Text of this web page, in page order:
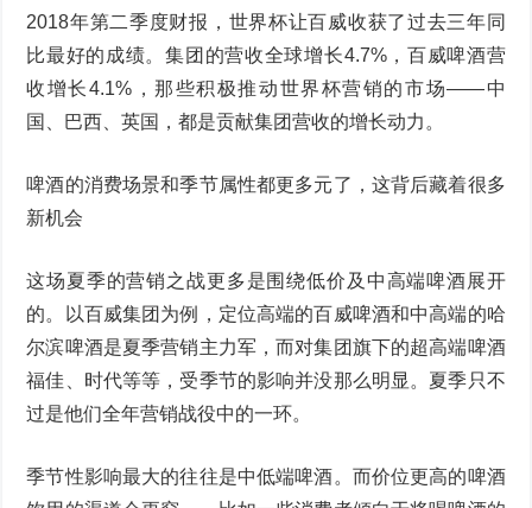
2018年第二季度财报，世界杯让百威收获了过去三年同
比最好的成绩。集团的营收全球增长4.7%，百威啤酒营
收增长4.1%，那些积极推动世界杯营销的市场——中
国、巴西、英国，都是贡献集团营收的增长动力。
啤酒的消费场景和季节属性都更多元了，这背后藏着很多
新机会
这场夏季的营销之战更多是围绕低价及中高端啤酒展开
的。以百威集团为例，定位高端的百威啤酒和中高端的哈
尔滨啤酒是夏季营销主力军，而对集团旗下的超高端啤酒
福佳、时代等等，受季节的影响并没那么明显。夏季只不
过是他们全年营销战役中的一环。
季节性影响最大的往往是中低端啤酒。而价位更高的啤酒